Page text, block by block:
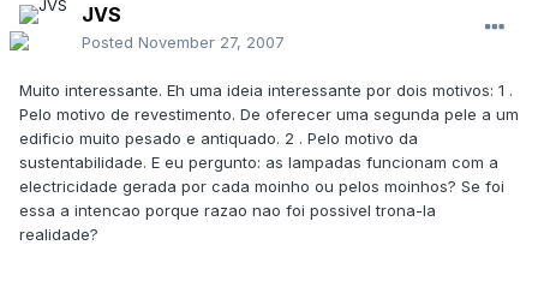
JVS
Posted November 27, 2007
Muito interessante. Eh uma ideia interessante por dois motivos: 1 .
Pelo motivo de revestimento. De oferecer uma segunda pele a um
edificio muito pesado e antiquado. 2 . Pelo motivo da
sustentabilidade. E eu pergunto: as lampadas funcionam com a
electricidade gerada por cada moinho ou pelos moinhos? Se foi
essa a intencao porque razao nao foi possivel trona-la
realidade?